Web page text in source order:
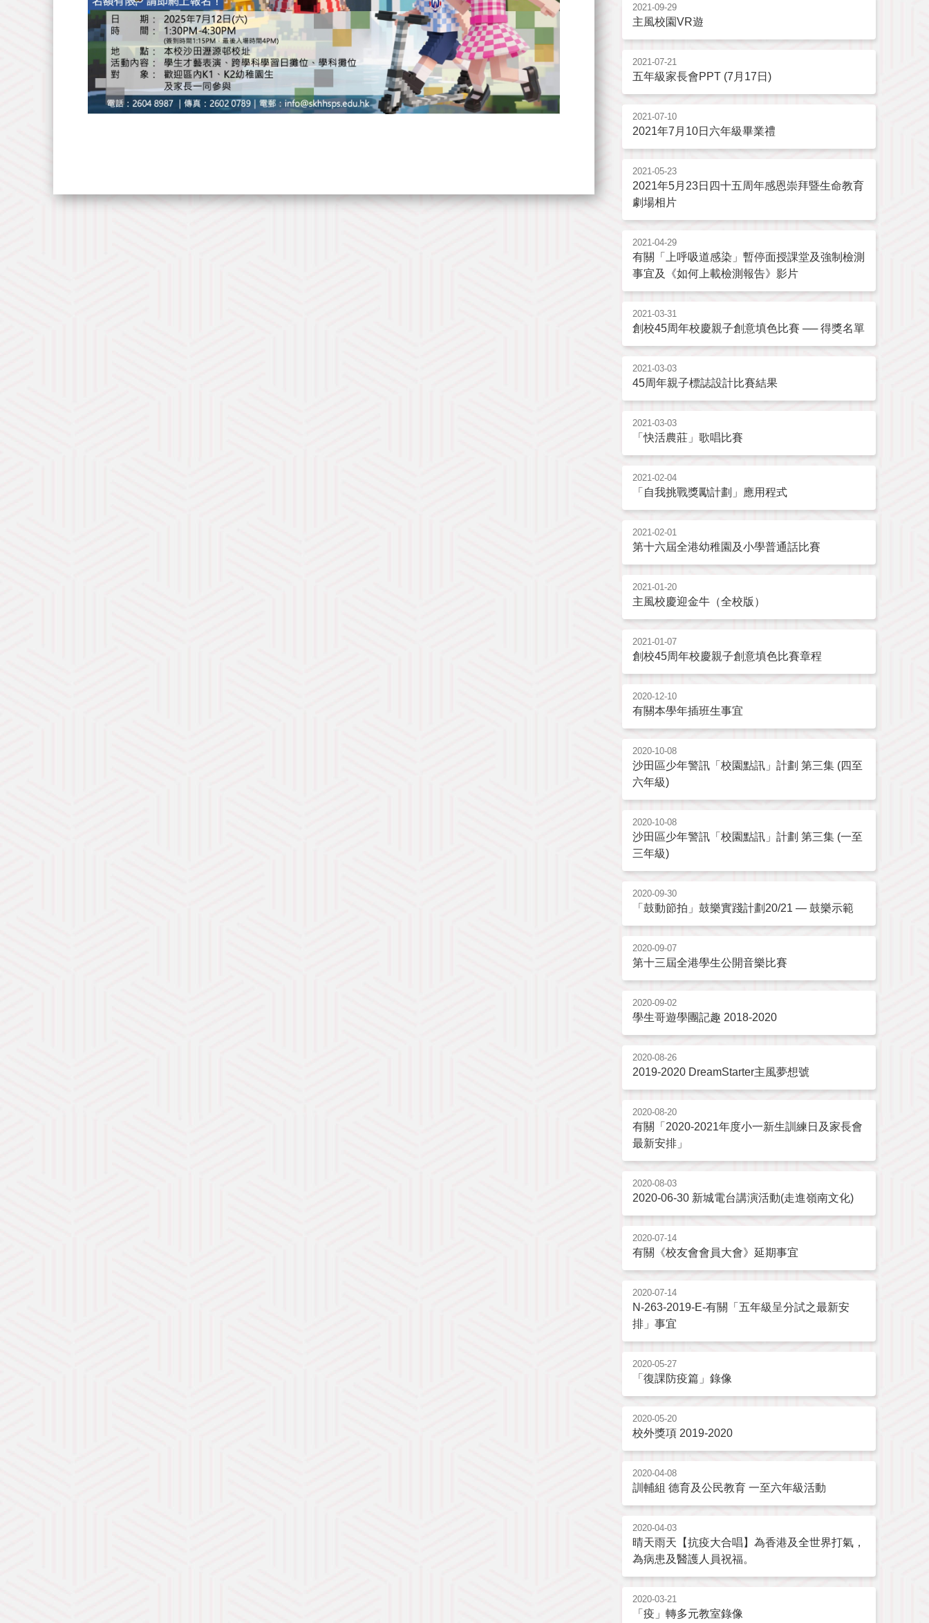
2021-09-29
主風校園VR遊
2021-07-21
五年級家長會PPT (7月17日)
2021-07-10
2021年7月10日六年級畢業禮
2021-05-23
2021年5月23日四十五周年感恩崇拜暨生命教育
劇場相片
2021-04-29
有關「上呼吸道感染」暫停面授課堂及強制檢測
事宜及《如何上載檢測報告》影片
2021-03-31
創校45周年校慶親子創意填色比賽 ── 得獎名單
2021-03-03
45周年親子標誌設計比賽結果
2021-03-03
「快活農莊」歌唱比賽
2021-02-04
「自我挑戰獎勵計劃」應用程式
2021-02-01
第十六屆全港幼稚園及小學普通話比賽
2021-01-20
主風校慶迎金牛（全校版）
2021-01-07
創校45周年校慶親子創意填色比賽章程
2020-12-10
有關本學年插班生事宜
2020-10-08
沙田區少年警訊「校園點訊」計劃 第三集 (四至
六年級)
2020-10-08
沙田區少年警訊「校園點訊」計劃 第三集 (一至
三年級)
2020-09-30
「鼓動節拍」鼓樂實踐計劃20/21 — 鼓樂示範
2020-09-07
第十三屆全港學生公開音樂比賽
2020-09-02
學生哥遊學團記趣 2018-2020
2020-08-26
2019-2020 DreamStarter主風夢想號
2020-08-20
有關「2020-2021年度小一新生訓練日及家長會
最新安排」
2020-08-03
2020-06-30 新城電台講演活動(走進嶺南文化)
2020-07-14
有關《校友會會員大會》延期事宜
2020-07-14
N-263-2019-E-有關「五年級呈分試之最新安
排」事宜
2020-05-27
「復課防疫篇」錄像
2020-05-20
校外獎項 2019-2020
2020-04-08
訓輔組 德育及公民教育 一至六年級活動
2020-04-03
晴天雨天【抗疫大合唱】為香港及全世界打氣，
為病患及醫護人員祝福。
2020-03-21
「疫」轉多元教室錄像